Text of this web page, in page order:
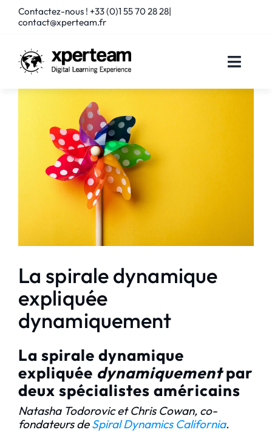
PasserContactez-nous ! +33 (0)1 55 70 28 28|
contact@xperteam.fr
Toggle
SERVICES
PARTENAIRES
La spirale dynamique
expliquée
dynamiquement
La spirale dynamique
expliquée dynamiquementpar
deux spécialistes américains
Natasha Todorovic et Chris Cowan, co-
fondateurs deSpiral Dynamics California.